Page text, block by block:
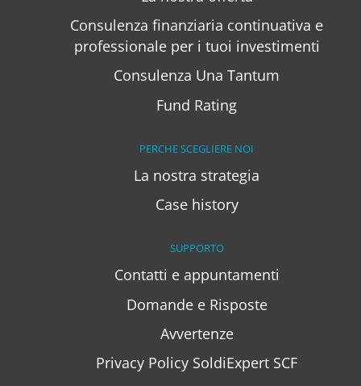
Consulenza finanziaria continuativa e
professionale per i tuoi investimenti
Consulenza Una Tantum
Fund Rating
PERCHE SCEGLIERE NOI
La nostra strategia
Case history
SUPPORTO
Contatti e appuntamenti
Domande e Risposte
Avvertenze
Privacy Policy SoldiExpert SCF